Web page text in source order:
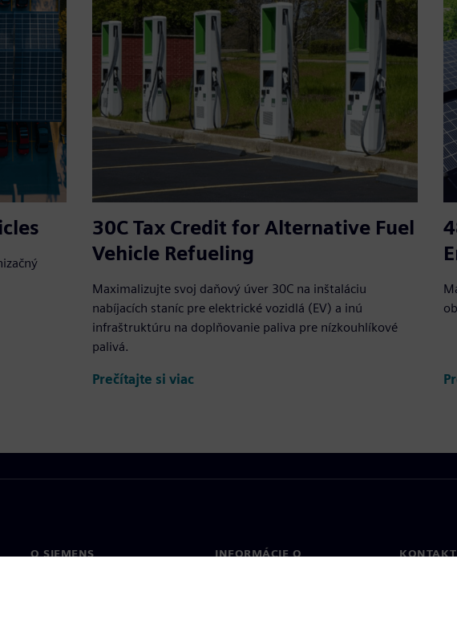
30C Tax Credit for Alternative Fuel
Vehicle Refueling
Maximalizujte svoj daňový úver 30C na inštaláciu
nabíjacích staníc pre elektrické vozidlá (EV) a inú
infraštruktúru na doplňovanie paliva pre nízkouhlíkové
palivá.
Prečítajte si viac
O SIEMENS
INFORMÁCIE O